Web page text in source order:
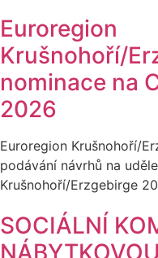
Euroregion
Krušnohoří/
nominace na
2026
Euroregion Krušnohoří/
podávání návrhů na
Krušnohoří/Erzgebirge
SOCIÁLNÍ